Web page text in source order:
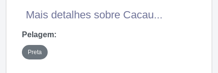
Mais detalhes sobre Cacau...
Pelagem:
Preta